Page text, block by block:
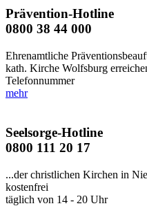
Prävention-Hotline
0800 38 44 000
Ehrenamtliche
kath. Kirche Wolfsburg
Telefonnummer
mehr
Seelsorge-Hotline
0800 111 20 17
...der christlichen Kirchen in
kostenfrei
täglich von 14 - 20 Uhr